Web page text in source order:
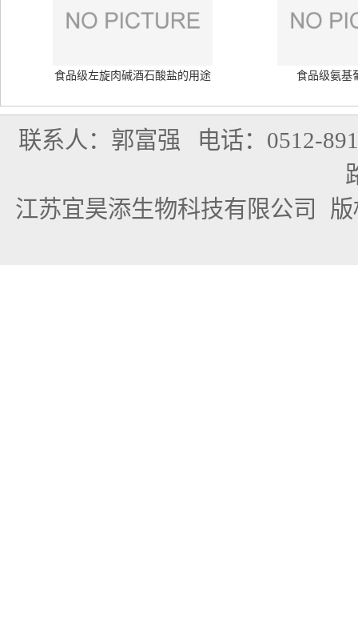
食品级左旋肉碱酒石酸盐的用途 食品级氨基
联系人：郭富强 电话：0512-
江苏宜昊添生物科技有限公司